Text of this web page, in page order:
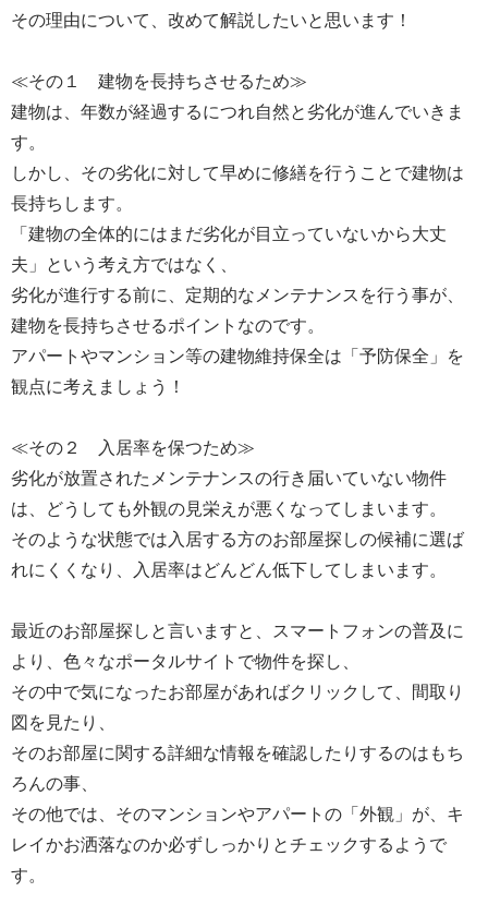
その理由について、改めて解説したいと思います！
≪その１ 建物を長持ちさせるため≫
建物は、年数が経過するにつれ自然と劣化が進んでいきま
す。
しかし、その劣化に対して早めに修繕を行うことで建物は
長持ちします。
「建物の全体的にはまだ劣化が目立っていないから大丈
夫」という考え方ではなく、
劣化が進行する前に、定期的なメンテナンスを行う事が、
建物を長持ちさせるポイントなのです。
アパートやマンション等の建物維持保全は「予防保全」を
観点に考えましょう！
≪その２ 入居率を保つため≫
劣化が放置されたメンテナンスの行き届いていない物件
は、どうしても外観の見栄えが悪くなってしまいます。
そのような状態では入居する方のお部屋探しの候補に選ば
れにくくなり、入居率はどんどん低下してしまいます。
最近のお部屋探しと言いますと、スマートフォンの普及に
より、色々なポータルサイトで物件を探し、
その中で気になったお部屋があればクリックして、間取り
図を見たり、
そのお部屋に関する詳細な情報を確認したりするのはもち
ろんの事、
その他では、そのマンションやアパートの「外観」が、キ
レイかお洒落なのか必ずしっかりとチェックするようで
す。